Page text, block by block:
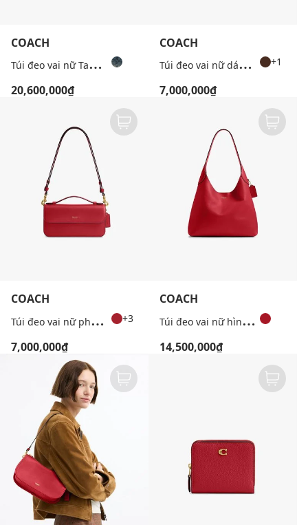
COACH
T
úi đeo vai nữ Tabby 26 Signature Denim
20,600,000₫
COACH
T
úi đeo vai nữ dáng trụ dài Barrel +1
7,000,000₫
COACH
T
úi đeo vai nữ phom chữ nhật Elora +3
7,000,000₫
COACH
T
úi đeo vai nữ hình thang Brooklyn 34
14,500,000₫